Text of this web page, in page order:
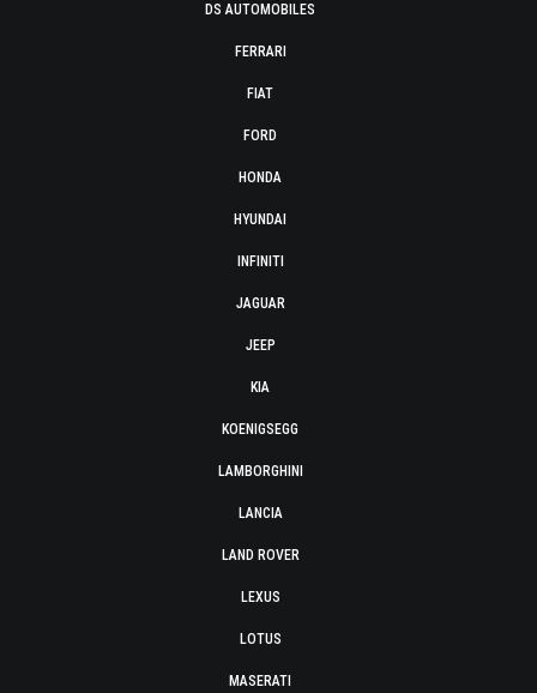
DS AUTOMOBILES
FERRARI
FIAT
FORD
HONDA
HYUNDAI
INFINITI
JAGUAR
JEEP
KIA
KOENIGSEGG
LAMBORGHINI
LANCIA
LAND ROVER
LEXUS
LOTUS
MASERATI